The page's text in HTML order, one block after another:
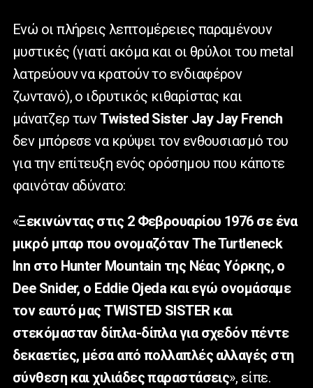
Ενώ οι πλήρεις λεπτομέρειες παραμένουν
μυστικές (γιατί ακόμα και οι θρύλοι του metal
λατρεύουν να κρατούν το ενδιαφέρον
ζωντανό), ο ιδρυτικός κιθαρίστας και
μάνατζερ τωνTwisted Sister Jay Jay French
δεν μπόρεσε να κρύψει τον ενθουσιασμό του
για την επίτευξη ενός ορόσημου που κάποτε
φαινόταν αδύνατο:
«Ξεκινώντας στις 2 Φεβρουαρίου 1976 σε ένα
μικρό μπαρ που ονομαζόταν The Turtleneck
Inn στο Hunter Mountain της Νέας Υόρκης, ο
Dee Snider, ο Eddie Ojeda και εγώ ονομάσαμε
τον εαυτό μας TWISTED SISTER και
στεκόμασταν δίπλα-δίπλα για σχεδόν πέντε
δεκαετίες, μέσα από πολλαπλές αλλαγές στη
σύνθεση και χιλιάδες παραστάσεις», είπε.